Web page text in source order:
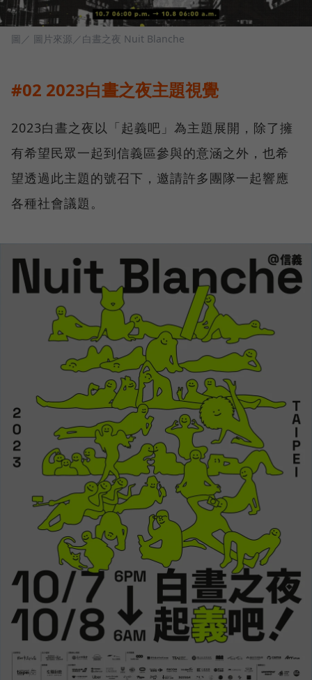
圖／ 圖片來源／白晝之夜 Nuit Blanche
#02 2023白晝之夜主題視覺
2023白晝之夜以「起義吧」為主題展開，除了擁
有希望民眾一起到信義區參與的意涵之外，也希
望透過此主題的號召下，邀請許多團隊一起響應
各種社會議題。